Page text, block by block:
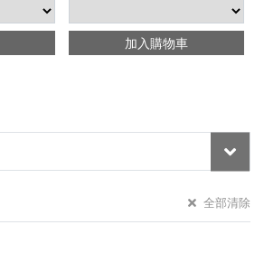
全部清除
加入購物車